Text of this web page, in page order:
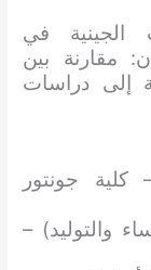
الجينية في
مقارنة بين
إلى دراسات
جونتور
والتوليد) –